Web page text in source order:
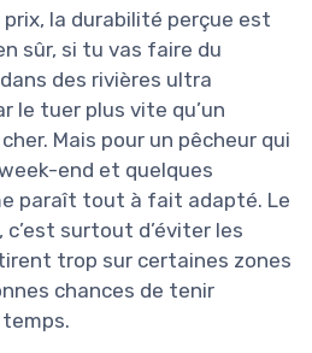
la durabilité perçue est
sûr, si tu vas faire du
des rivières ultra
le tuer plus vite qu’un
Mais pour un pêcheur qui
end et quelques
paraît tout à fait adapté. Le
surtout d’éviter les
trop sur certaines zones
chances de tenir